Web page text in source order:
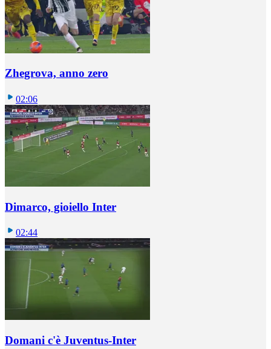
Zhegrova, anno zero
02:06
Dimarco, gioiello Inter
02:44
Domani c'è Juventus-Inter